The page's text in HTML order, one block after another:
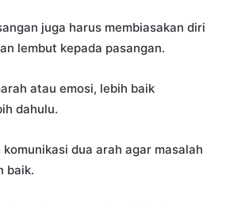
juga harus membiasakan diri
lembut kepada pasangan.
atau emosi, lebih baik
dahulu.
dua arah agar masalah
baik.